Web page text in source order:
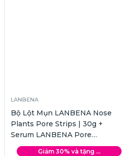
LANBENA
Bộ Lột Mụn LANBENA Nose
Plants Pore Strips | 30g +
Serum LANBENA Pore
Minimizing | 15ml
Giảm 30% và tặng ...